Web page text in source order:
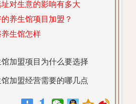
对生意的影响有多大
养生馆项目加盟？
生馆怎样
加盟项目为什么要选择
加盟经营需要的哪几点